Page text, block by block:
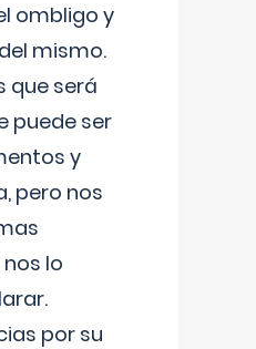
ombligo y
mismo.
que será
puede ser
y
pero nos
lo
por su